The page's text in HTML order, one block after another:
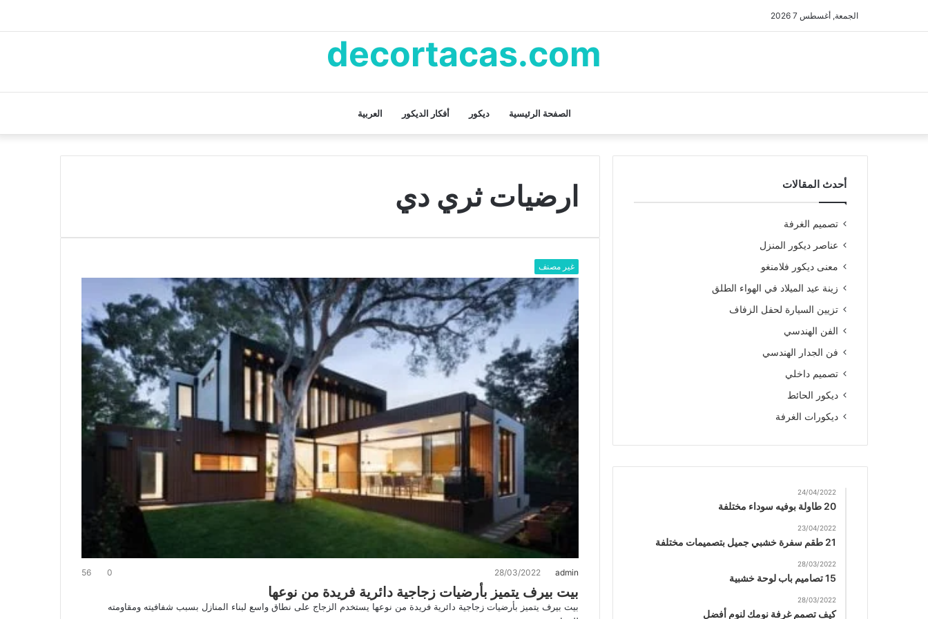
الجمعة, أغسطس 7 2026
decortacas.com
الصفحة الرئيسية ديكور أفكار الديكور العربية
ارضيات ثري دي
غير مصنف
admin
28/03/2022
0
56
بيت بيرف يتميز بأرضيات زجاجية دائرية فريدة من نوعها
بيت بيرف يتميز بأرضيات زجاجية دائرية فريدة من نوعها يستخدم الزجاج على نطاق واسع لبناء المنازل بسبب شفافيته ومقاومته
أحدث المقالات
تصميم الغرفة
عناصر ديكور المنزل
معنى ديكور فلامنغو
زينة عيد الميلاد في الهواء الطلق
تزيين السيارة لحفل الزفاف
الفن الهندسي
فن الجدار الهندسي
تصميم داخلي
ديكور الحائط
ديكورات الغرفة
24/04/2022
20 طاولة بوفيه سوداء مختلفة
23/04/2022
21 طقم سفرة خشبي جميل بتصميمات مختلفة
28/03/2022
15 تصاميم باب لوحة خشبية
28/03/2022
كيف تصمم غرفة نومك لنوم أفضل